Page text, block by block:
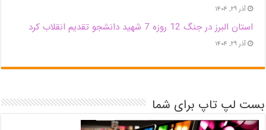
آذر ۲۹, ۱۴۰۴
استان البرز در جنگ 12 روزه 7 شهید دانشجو تقدیم انقلاب کرد
آذر ۲۹, ۱۴۰۴
بست لپ تاپ برای شما